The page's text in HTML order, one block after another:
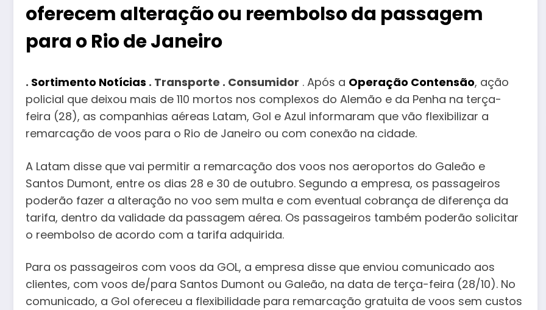
oferecem alteração ou reembolso da passagem
para o Rio de Janeiro
. Sortimento Notícias . Transporte . Consumidor . Após a Operação Contensão, ação
policial que deixou mais de 110 mortos nos complexos do Alemão e da Penha na terça-
feira (28), as companhias aéreas Latam, Gol e Azul informaram que vão flexibilizar a
remarcação de voos para o Rio de Janeiro ou com conexão na cidade.
A Latam disse que vai permitir a remarcação dos voos nos aeroportos do Galeão e
Santos Dumont, entre os dias 28 e 30 de outubro. Segundo a empresa, os passageiros
poderão fazer a alteração no voo sem multa e com eventual cobrança de diferença da
tarifa, dentro da validade da passagem aérea. Os passageiros também poderão solicitar
o reembolso de acordo com a tarifa adquirida.
Para os passageiros com voos da GOL, a empresa disse que enviou comunicado aos
clientes, com voos de/para Santos Dumont ou Galeão, na data de terça-feira (28/10). No
comunicado, a Gol ofereceu a flexibilidade para remarcação gratuita de voos sem custos